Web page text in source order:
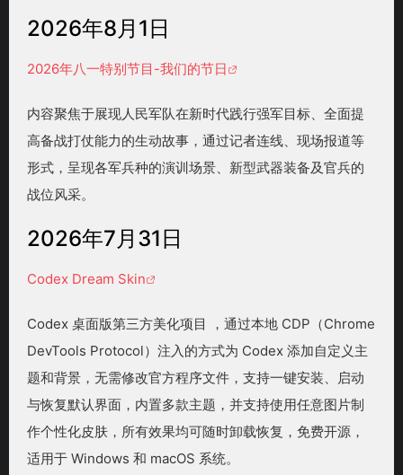
2026年8月1日
2026年八一特别节目-我们的节日
内容聚焦于展现人民军队在新时代践行强军目标、全面提
高备战打仗能力的生动故事，通过记者连线、现场报道等
形式，呈现各军兵种的演训场景、新型武器装备及官兵的
战位风采。
2026年7月31日
Codex Dream Skin
Codex 桌面版第三方美化项目 ，通过本地 CDP（Chrome
DevTools Protocol）注入的方式为 Codex 添加自定义主
题和背景，无需修改官方程序文件，支持一键安装、启动
与恢复默认界面，内置多款主题，并支持使用任意图片制
作个性化皮肤，所有效果均可随时卸载恢复，免费开源，
适用于 Windows 和 macOS 系统。